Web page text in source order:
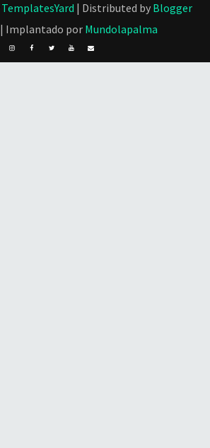
TemplatesYard | Distributed by Blogger
| Implantado por Mundolapalma